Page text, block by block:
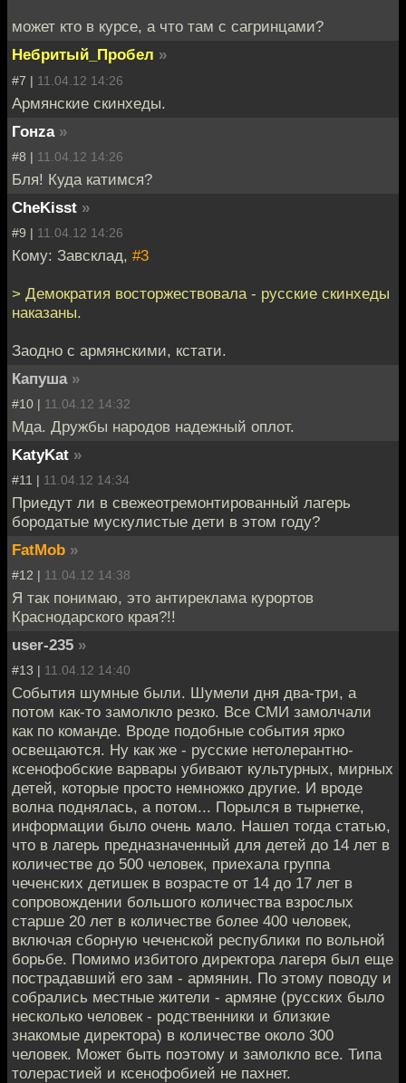
может кто в курсе, а что там с сагринцами?
Небритый_Пробел »
#7 | 11.04.12 14:26
Армянские скинхеды.
Гонzа »
#8 | 11.04.12 14:26
Бля! Куда катимся?
CheKisst »
#9 | 11.04.12 14:26
Кому: Завсклад, #3
> Демократия восторжествовала - русские скинхеды
наказаны.
Заодно с армянскими, кстати.
Капуша »
#10 | 11.04.12 14:32
Мда. Дружбы народов надежный оплот.
KatyKat »
#11 | 11.04.12 14:34
Приедут ли в свежеотремонтированный лагерь
бородатые мускулистые дети в этом году?
FatMob »
#12 | 11.04.12 14:38
Я так понимаю, это антиреклама курортов
Краснодарского края?!!
user-235 »
#13 | 11.04.12 14:40
События шумные были. Шумели дня два-три, а
потом как-то замолкло резко. Все СМИ замолчали
как по команде. Вроде подобные события ярко
освещаются. Ну как же - русские нетолерантно-
ксенофобские варвары убивают культурных, мирных
детей, которые просто немножко другие. И вроде
волна поднялась, а потом... Порылся в тырнетке,
информации было очень мало. Нашел тогда статью,
что в лагерь предназначенный для детей до 14 лет в
количестве до 500 человек, приехала группа
чеченских детишек в возрасте от 14 до 17 лет в
сопровождении большого количества взрослых
старше 20 лет в количестве более 400 человек,
включая сборную чеченской республики по вольной
борьбе. Помимо избитого директора лагеря был еще
пострадавший его зам - армянин. По этому поводу и
собрались местные жители - армяне (русских было
несколько человек - родственники и близкие
знакомые директора) в количестве около 300
человек. Может быть поэтому и замолкло все. Типа
толерастией и ксенофобией не пахнет.